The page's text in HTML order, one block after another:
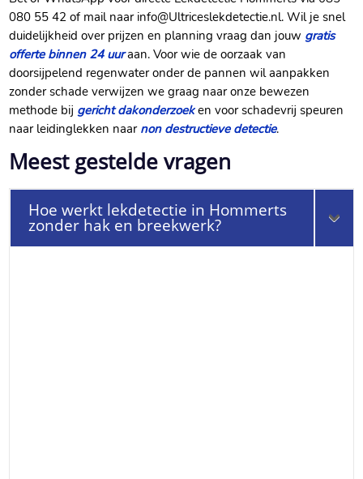
080 55 42 of mail naar info@Ultriceslekdetectie.​nl.​ Wil je snel
duidelijkheid over prijzen en planning vraag dan jouw gratis
offerte binnen 24 uuraan.​ Voor wie de oorzaak van
doorsijpelend regenwater onder de pannen wil aanpakken
zonder schade verwijzen we graag naar onze bewezen
methode bij gericht dakonderzoeken voor schadevrij speuren
naar leidinglekken naar non destructieve detectie.​
Meest gestelde vragen
Hoe werkt lekdetectie in Hommerts
zonder hak en breekwerk?